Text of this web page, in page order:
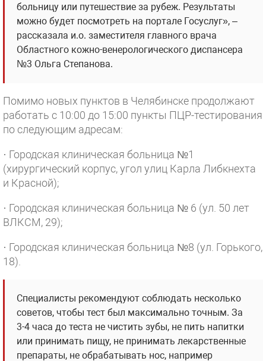
больницу или путешествие за рубеж. Результаты
можно будет посмотреть на портале Госуслуг», –
рассказала и.о. заместителя главного врача
Областного кожно-венерологического диспансера
№3 Ольга Степанова.
Помимо новых пунктов в Челябинске продолжают
работать с 10:00 до 15:00 пункты ПЦР-тестирования
по следующим адресам:
· Городская клиническая больница №1
(хирургический корпус, угол улиц Карла Либкнехта
и Красной);
· Городская клиническая больница № 6 (ул. 50 лет
ВЛКСМ, 29);
· Городская клиническая больница №8 (ул. Горького,
18).
Специалисты рекомендуют соблюдать несколько
советов, чтобы тест был максимально точным. За
3-4 часа до теста не чистить зубы, не пить напитки
или принимать пищу, не принимать лекарственные
препараты, не обрабатывать нос, например